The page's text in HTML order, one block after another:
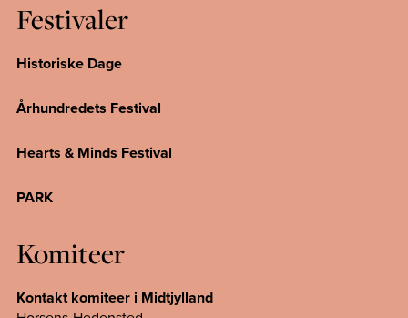
Festivaler
Historiske Dage
Århundredets Festival
Hearts & Minds Festival
PARK
Komiteer
Kontakt komiteer i Midtjylland